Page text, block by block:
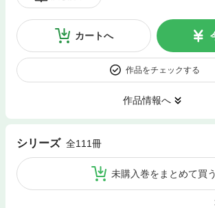
カートへ
作品をチェックする
作品情報へ
シリーズ 全111冊
未購入巻をまとめて買う